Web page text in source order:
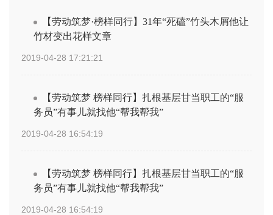
【劳动筑梦·榜样同行】31年“死磕”竹头木屑他让
竹材变出花样文章
2019-04-28 17:21:21
【劳动筑梦 榜样同行】扎根基层甘当职工的“服
务员”有事儿就找他“帮我帮我”
2019-04-28 16:54:19
【劳动筑梦 榜样同行】扎根基层甘当职工的“服
务员”有事儿就找他“帮我帮我”
2019-04-28 16:54:19